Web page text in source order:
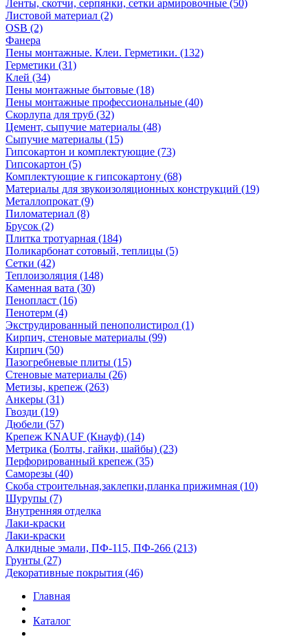
Ленты, скотчи, серпянки, сетки армировочные (50)
Листовой материал (2)
OSB (2)
Фанера
Пены монтажные. Клеи. Герметики. (132)
Герметики (31)
Клей (34)
Пены монтажные бытовые (18)
Пены монтажные профессиональные (40)
Скорлупа для труб (32)
Цемент, сыпучие материалы (48)
Сыпучие материалы (15)
Гипсокартон и комплектующие (73)
Гипсокартон (5)
Комплектующие к гипсокартону (68)
Материалы для звукоизоляционных конструкций (19)
Металлопрокат (9)
Пиломатериал (8)
Брусок (2)
Плитка тротуарная (184)
Поликарбонат сотовый, теплицы (5)
Сетки (42)
Теплоизоляция (148)
Каменная вата (30)
Пенопласт (16)
Пенотерм (4)
Экструдированный пенополистирол (1)
Кирпич, стеновые материалы (99)
Кирпич (50)
Пазогребневые плиты (15)
Стеновые материалы (26)
Метизы, крепеж (263)
Анкеры (31)
Гвозди (19)
Дюбели (57)
Крепеж KNAUF (Кнауф) (14)
Метрика (Болты, гайки, шайбы) (23)
Перфорированный крепеж (35)
Саморезы (40)
Скоба строительная,заклепки,планка прижимная (10)
Шурупы (7)
Внутренняя отделка
Лаки-краски
Лаки-краски
Алкидные эмали, ПФ-115, ПФ-266 (213)
Грунты (27)
Декоративные покрытия (46)
Главная
Каталог